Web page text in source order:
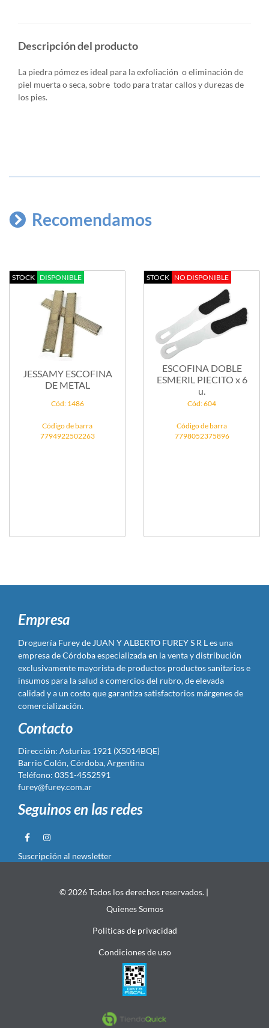
Descripción del producto
La piedra pómez es ideal para la exfoliación o eliminación de
piel muerta o seca, sobre todo para tratar callos y durezas de
los pies.
Recomendamos
STOCK DISPONIBLE
JESSAMY ESCOFINA
DE METAL
Cód: 1486
Código de barra
7794922502263
STOCK NO DISPONIBLE
ESCOFINA DOBLE
ESMERIL PIECITO x 6
u.
Cód: 604
Código de barra
7798052375896
Empresa
Droguería Furey de JUAN Y ALBERTO FUREY S R L es una
empresa de Córdoba especializada en la venta y distribución
exclusivamente mayorista de productos productos sanitarios e
insumos para la salud a comercios del rubro, de elevada
calidad y a un costo que garantiza satisfactorios márgenes de
comercialización.
Contacto
Dirección: Asturias 1921 (X5014BQE)
Barrio Colón, Córdoba, Argentina
Teléfono: 0351-4552591
furey@furey.com.ar
Seguinos en las redes
Suscripción al newsletter
© 2026 Todos los derechos reservados. |
Quienes Somos
Politicas de privacidad
Condiciones de uso